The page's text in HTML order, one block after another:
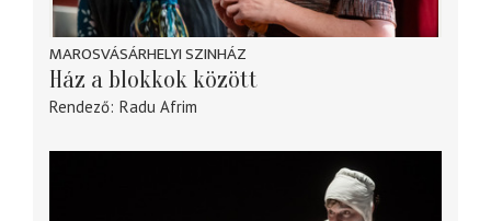
MAROSVÁSÁRHELYI SZINHÁZ
Ház a blokkok között
Rendező Radu Afrim